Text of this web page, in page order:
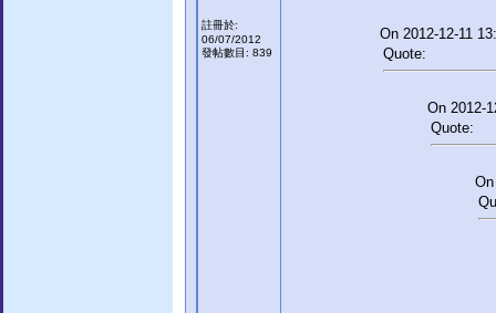
註冊於:
06/07/2012
發帖數目: 839
On 2012-12-11
Quote:
On 2012-
Quote: